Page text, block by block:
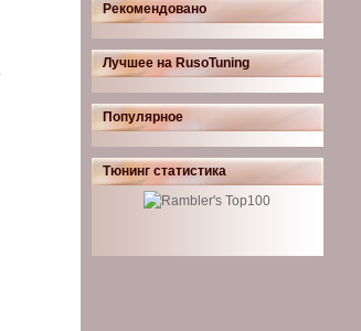
Рекомендовано
Лучшее на RusoTuning
Популярное
Тюнинг статистика